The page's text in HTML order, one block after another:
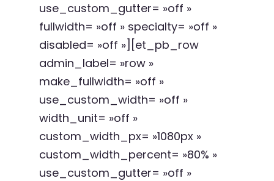
use_custom_gutter= »off »
fullwidth= »off » specialty= »off »
disabled= »off »][et_pb_row
admin_label= »row »
make_fullwidth= »off »
use_custom_width= »off »
width_unit= »off »
custom_width_px= »1080px »
custom_width_percent= »80% »
use_custom_gutter= »off »